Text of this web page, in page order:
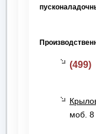
(499)
моб. 8